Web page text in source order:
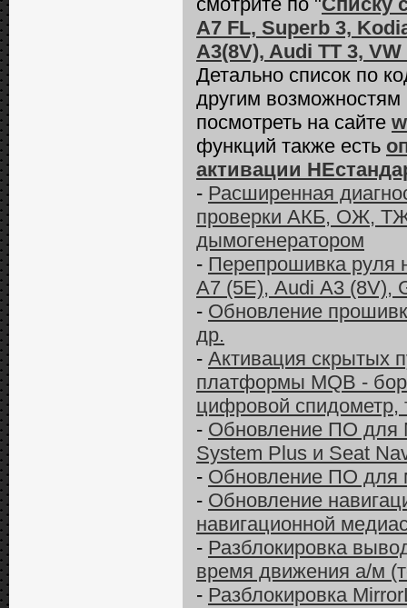
A7 FL, Superb 3,
A3(8V), Audi TT 3,
Детально список по
другим
посмотреть на сайте
функций также есть
активации
- Расширенная
проверки АКБ, ОЖ, ТЖ
дымогенератором
- Перепрошивка руля
А7 (5E), Audi А3 (8V),
- Обновление
др.
- Активация скрытых
платформы MQB -
цифровой спидометр,
- Обновление ПО для
System Plus и Seat
- Обновление ПО для
- Обновление
навигационной
- Разблокировка
время движения а/м
- Разблокировка